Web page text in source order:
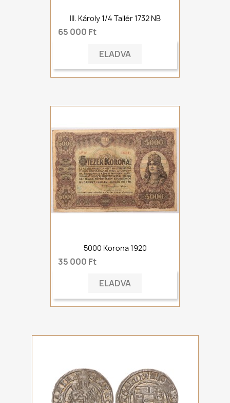
III. Károly 1/4 Tallér 1732 NB
65 000 Ft
ELADVA
5000 Korona 1920
35 000 Ft
ELADVA